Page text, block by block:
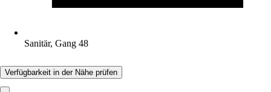
Sanitär, Gang 48
Verfügbarkeit in der Nähe prüfen